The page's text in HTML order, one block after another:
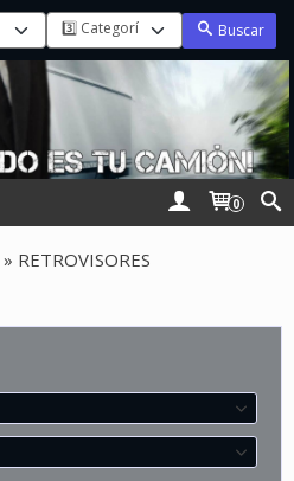
Buscar
0
» RETROVISORES